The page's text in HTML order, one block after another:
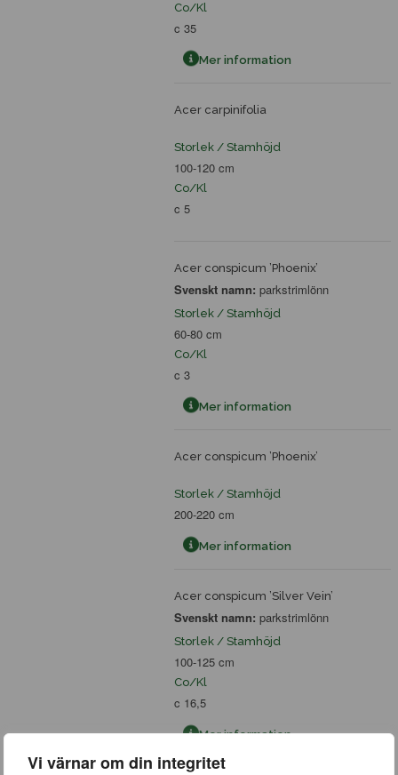
Vi värnar om din integritet
Co/Kl
c 35
Mer information
Acer carpinifolia
Storlek / Stamhöjd
100-120 cm
Co/Kl
c 5
Acer conspicum ’Phoenix’
Svenskt namn: parkstrimlönn
Storlek / Stamhöjd
60-80 cm
Co/Kl
c 3
Mer information
Acer conspicum ’Phoenix’
Storlek / Stamhöjd
200-220 cm
Mer information
Acer conspicum ’Silver Vein’
Svenskt namn: parkstrimlönn
Storlek / Stamhöjd
100-125 cm
Co/Kl
c 16,5
Mer information